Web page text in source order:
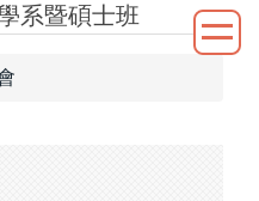
系暨碩士班